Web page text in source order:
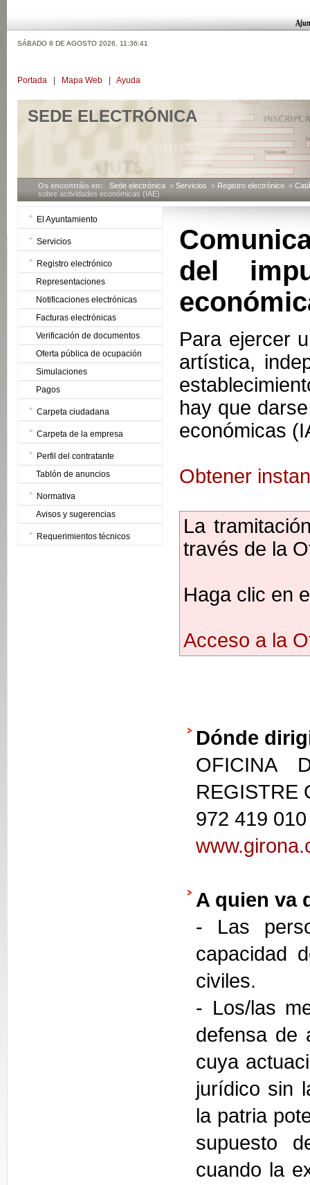
SÁBADO 8 DE AGOSTO 2026, 11:36:42
Portada Mapa Web Ayuda
SEDE ELECTRÓNICA
Os encontráis en: Sede electrónica » Servicios » Registro electrónico »
sobre actividades económicas (IAE)
El Ayuntamiento
Servicios
Registro electrónico
Representaciones
Notificaciones electrónicas
Facturas electrónicas
Verificación de documentos
Oferta pública de ocupación
Simulaciones
Pagos
Carpeta ciudadana
Carpeta de la empresa
Perfil del contratante
Tablón de anuncios
Normativa
Avisos y sugerencias
Requerimientos técnicos
del
Para ejercer
artística,
hay que
económicas
Obtener
La
través de la
Haga clic en
Acceso a la
Dónde
OFICINA
REGISTRE
972 419 010
A quien va
- Las
capacidad
civiles.
- Los/las
defensa de
cuya
jurídico sin
la patria
supuesto
cuando la